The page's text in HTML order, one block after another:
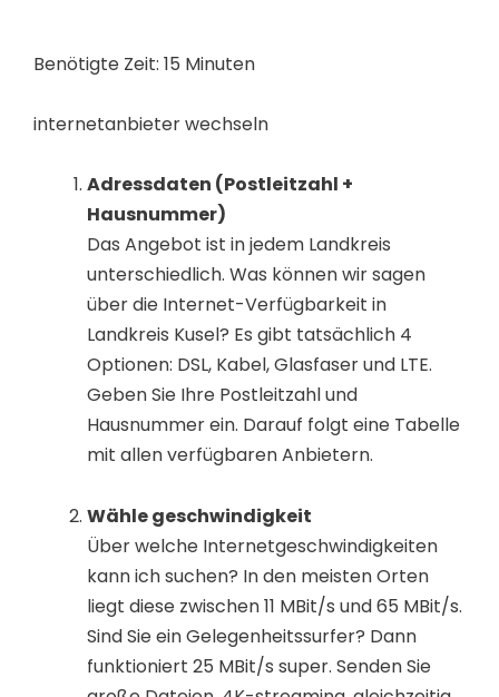
Benötigte Zeit: 15 Minuten
internetanbieter wechseln
Adressdaten (Postleitzahl +
Hausnummer)
Das Angebot ist in jedem Landkreis
unterschiedlich. Was können wir sagen
über die Internet-Verfügbarkeit in
Landkreis Kusel? Es gibt tatsächlich 4
Optionen: DSL, Kabel, Glasfaser und LTE.
Geben Sie Ihre Postleitzahl und
Hausnummer ein. Darauf folgt eine Tabelle
mit allen verfügbaren Anbietern.
Wähle geschwindigkeit
Über welche Internetgeschwindigkeiten
kann ich suchen? In den meisten Orten
liegt diese zwischen 11 MBit/s und 65 MBit/s.
Sind Sie ein Gelegenheitssurfer? Dann
funktioniert 25 MBit/s super. Senden Sie